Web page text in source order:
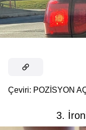
Çeviri: POZİSYON
3.